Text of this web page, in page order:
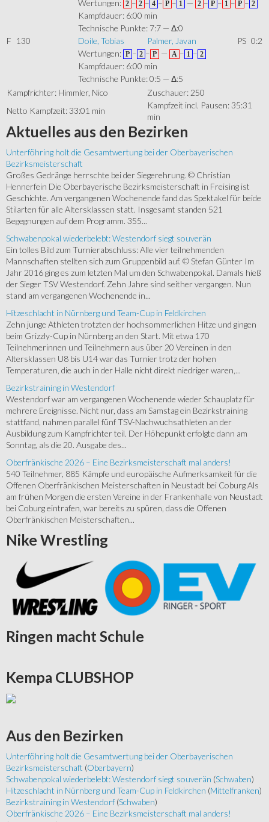
Wertungen: 2 – 2 – 4 – P – 1 — 2 – P – 1 – P – 2
Kampfdauer: 6:00 min
Technische Punkte: 7:7 — Δ:0
F 130 Doile, Tobias Palmer, Javan PS 0:2
Wertungen: P – 2 – P — A – 1 – 2
Kampfdauer: 6:00 min
Technische Punkte: 0:5 — Δ:5
Kampfrichter: Himmler, Nico
Zuschauer: 250
Netto Kampfzeit: 33:01 min
Kampfzeit incl. Pausen: 35:31
min
Aktuelles aus den Bezirken
Unterföhring holt die Gesamtwertung bei der Oberbayerischen
Bezirksmeisterschaft
Großes Gedränge herrschte bei der Siegerehrung. © Christian
Hennerfein Die Oberbayerische Bezirksmeisterschaft in Freising ist
Geschichte. Am vergangenen Wochenende fand das Spektakel für beide
Stilarten für alle Altersklassen statt. Insgesamt standen 521
Begegnungen auf dem Programm. 355...
Schwabenpokal wiederbelebt: Westendorf siegt souverän
Ein tolles Bild zum Turnierabschluss: Alle vier teilnehmenden
Mannschaften stellten sich zum Gruppenbild auf. © Stefan Günter Im
Jahr 2016 ging es zum letzten Mal um den Schwabenpokal. Damals hieß
der Sieger TSV Westendorf. Zehn Jahre sind seither vergangen. Nun
stand am vergangenen Wochenende in...
Hitzeschlacht in Nürnberg und Team-Cup in Feldkirchen
Zehn junge Athleten trotzten der hochsommerlichen Hitze und gingen
beim Grizzly-Cup in Nürnberg an den Start. Mit etwa 170
Teilnehmerinnen und Teilnehmern aus über 20 Vereinen in den
Altersklassen U8 bis U14 war das Turnier trotz der hohen
Temperaturen, die auch in der Halle nicht direkt niedriger waren,...
Bezirkstraining in Westendorf
Westendorf war am vergangenen Wochenende wieder Schauplatz für
mehrere Ereignisse. Nicht nur, dass am Samstag ein Bezirkstraining
stattfand, nahmen parallel fünf TSV-Nachwuchsathleten an der
Ausbildung zum Kampfrichter teil. Der Höhepunkt erfolgte dann am
Sonntag, als die 20. Ausgabe des...
Oberfränkische 2026 – Eine Bezirksmeisterschaft mal anders!
540 Teilnehmer, 885 Kämpfe und europäische Aufmerksamkeit für die
Offenen Oberfränkischen Meisterschaften in Neustadt bei Coburg Als
am frühen Morgen die ersten Vereine in der Frankenhalle von Neustadt
bei Coburg eintrafen, war bereits zu spüren, dass die Offenen
Oberfränkischen Meisterschaften...
Nike Wrestling
Ringen macht Schule
Kempa CLUBSHOP
Aus den Bezirken
Unterföhring holt die Gesamtwertung bei der Oberbayerischen
Bezirksmeisterschaft (Oberbayern)
Schwabenpokal wiederbelebt: Westendorf siegt souverän (Schwaben)
Hitzeschlacht in Nürnberg und Team-Cup in Feldkirchen (Mittelfranken)
Bezirkstraining in Westendorf (Schwaben)
Oberfränkische 2026 – Eine Bezirksmeisterschaft mal anders!